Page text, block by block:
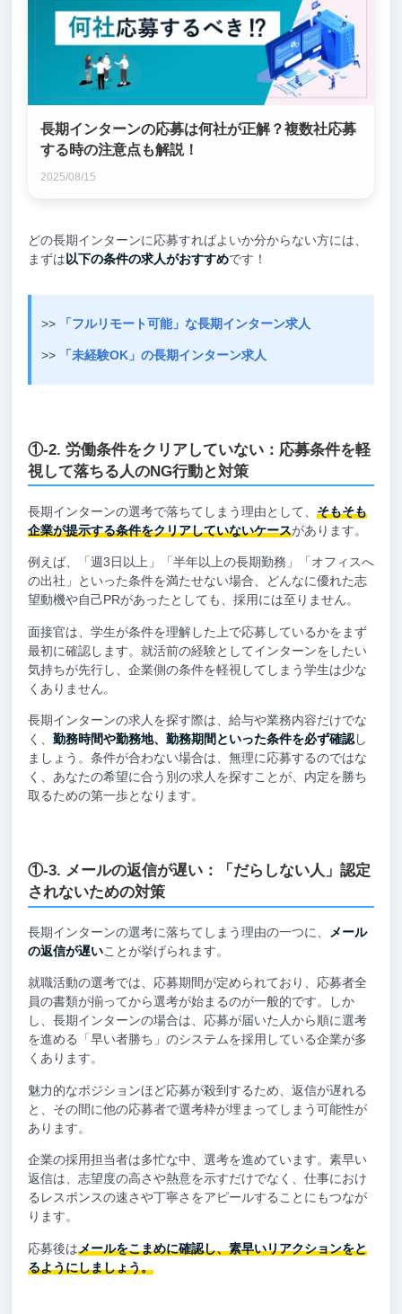
長期インターンの応募は何社が正解？複数社応募
する時の注意点も解説！
2025/08/15
どの長期インターンに応募すればよいか分からない方には、
まずは 以下の条件の求人がおすすめです！
>> 「フルリモート可能」な長期インターン求人
>> 「未経験OK」の長期インターン求人
①-2. 労働条件をクリアしていない：応募条件を軽
視して落ちる人のNG行動と対策
長期インターンの選考で落ちてしまう理由として、 そもそも
企業が提示する条件をクリアしていないケースがあります。
例えば、「週3日以上」「半年以上の長期勤務」「オフィスへ
の出社」といった条件を満たせない場合、どんなに優れた志
望動機や自己PRがあったとしても、採用には至りません。
面接官は、学生が条件を理解した上で応募しているかをまず
最初に確認します。就活前の経験としてインターンをしたい
気持ちが先行し、企業側の条件を軽視してしまう学生は少な
くありません。
長期インターンの求人を探す際は、給与や業務内容だけでな
く、 勤務時間や勤務地、勤務期間といった条件を必ず確認し
ましょう。条件が合わない場合は、無理に応募するのではな
く、あなたの希望に合う別の求人を探すことが、内定を勝ち
取るための第一歩となります。
①-3. メールの返信が遅い：「だらしない人」認定
されないための対策
長期インターンの選考に落ちてしまう理由の一つに、
メール
の返信が遅いことが挙げられます。
就職活動の選考では、応募期間が定められており、応募者全
員の書類が揃ってから選考が始まるのが一般的です。しか
し、長期インターンの場合は、応募が届いた人から順に選考
を進める「早い者勝ち」のシステムを採用している企業が多
くあります。
魅力的なポジションほど応募が殺到するため、返信が遅れる
と、その間に他の応募者で選考枠が埋まってしまう可能性が
あります。
企業の採用担当者は多忙な中、選考を進めています。素早い
返信は、志望度の高さや熱意を示すだけでなく、仕事におけ
るレスポンスの速さや丁寧さをアピールすることにもつなが
ります。
応募後はメールをこまめに確認し、素早いリアクションをと
るようにしましょう。